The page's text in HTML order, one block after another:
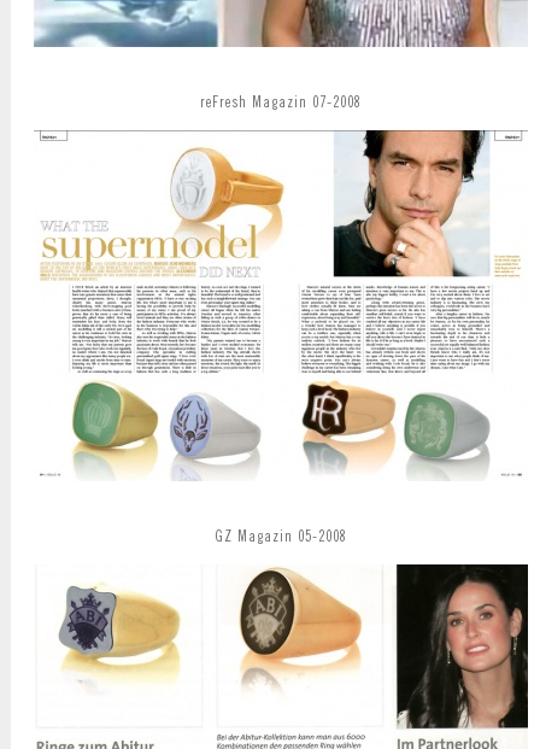
reFresh Magazin 07-2008
GZ Magazin 05-2008